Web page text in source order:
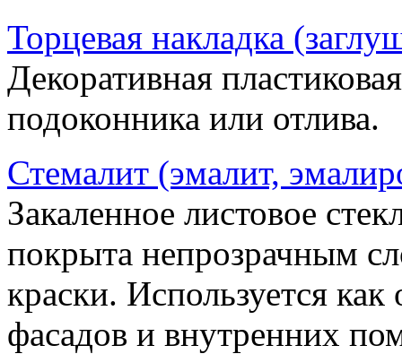
Торцевая накладка
Декоративная
подоконника или отлива.
Стемалит (эмалит,
Закаленное листовое
покрыта непрозрачным
краски. Используется
фасадов и внутренних